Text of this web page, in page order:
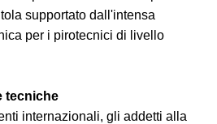
supportato dall'intensa
per i pirotecnici di livello
tecniche
internazionali, gli addetti alla